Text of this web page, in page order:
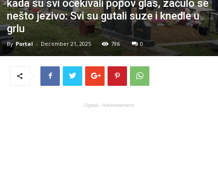
kada su svi očekivali popov glas, začulo se
nešto jezivo: Svi su gutali suze i knedle u
grlu
By Portal - December 21, 2025 796 0
Oglasi - Advertisement